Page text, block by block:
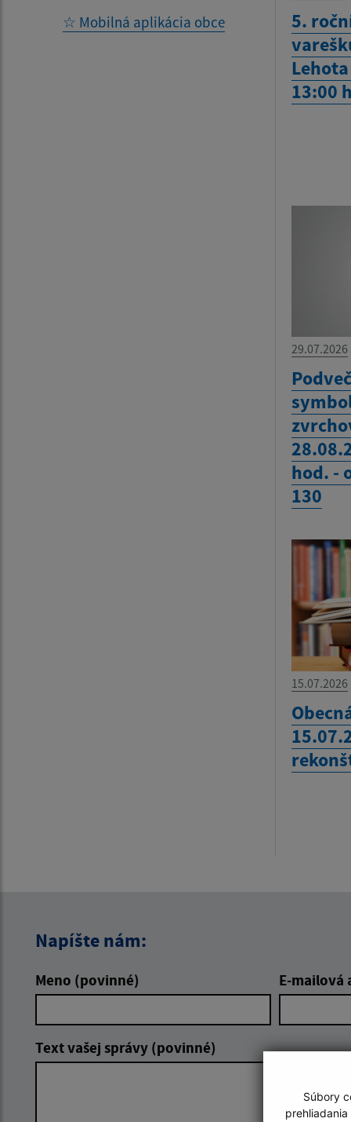
Súbory
☆ Mobilná aplikácia obce
5.
13:00
29.07.2026
hod. -
130
15.07.2026
Napíšte nám:
Meno (povinné) E-mailová
Text vašej správy (povinné)